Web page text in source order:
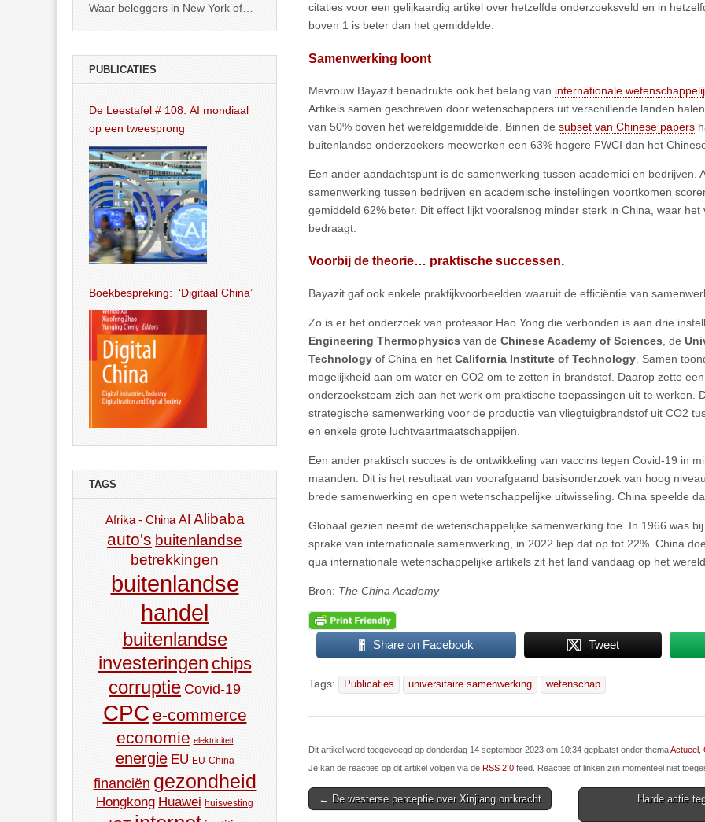
citaties voor een gelijkaardig artikel over hetzelfde onderzoeksveld en in
boven 1 is beter dan het gemiddelde.
Samenwerking loont
Mevrouw Bayazit benadrukte ook het belang van internationale
Artikels samen geschreven door wetenschappers uit verschillende landen
van 50% boven het wereldgemiddelde. Binnen de subset van Chinese papers
buitenlandse onderzoekers meewerken een 63% hogere FWCI dan het
Een ander aandachtspunt is de samenwerking tussen academici en bedrijven.
samenwerking tussen bedrijven en academische instellingen voortkomen
gemiddeld 62% beter. Dit effect lijkt vooralsnog minder sterk in China, waar het
bedraagt.
Voorbij de theorie… praktische successen.
Bayazit gaf ook enkele praktijkvoorbeelden waaruit de efficiëntie van
Zo is er het onderzoek van professor Hao Yong die verbonden is aan drie
Engineering Thermophysics van de Chinese Academy of Sciences , de
Technology of China en het California Institute of Technology . Samen
mogelijkheid aan om water en CO2 om te zetten in brandstof. Daarop zette
onderzoeksteam zich aan het werk om praktische toepassingen uit te werken.
strategische samenwerking voor de productie van vliegtuigbrandstof uit CO2
en enkele grote luchtvaartmaatschappijen.
Een ander praktisch succes is de ontwikkeling van vaccins tegen Covid-19 in
maanden. Dit is het resultaat van voorafgaand basisonderzoek van hoog
brede samenwerking en open wetenschappelijke uitwisseling. China speelde
Globaal gezien neemt de wetenschappelijke samenwerking toe. In 1966 was
sprake van internationale samenwerking, in 2022 liep dat op tot 22%. China
qua internationale wetenschappelijke artikels zit het land vandaag op het
Bron: The China Academy
Share on Facebook Tweet
Tags: Publicaties universitaire samenwerking wetenschap
Dit artikel werd toegevoegd op donderdag 14 september 2023 om 10:34 geplaatst onder themaActueel
Je kan de reacties op dit artikel volgen via de RSS 2.0 feed. Reacties of linken zijn momenteel niet
Post
← De westerse perceptie over Xinjiang ontkracht
Harde actie
Waar beleggers in New York of
PUBLICATIES
De Leestafel # 108: AI mondiaal
op een tweesprong
Boekbespreking: ‘Digitaal China’
TAGS
Afrika - China AI Alibaba
auto's buitenlandse
betrekkingen
buitenlandse
handel
buitenlandse
investeringen chips
corruptie Covid-19
CPC e-commerce
economie elektriciteit
energie EU EU-China
financiën gezondheid
Hongkong Huawei huisvesting